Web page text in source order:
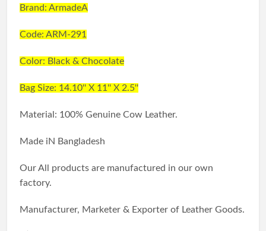
Brand: ArmadeA
Code: ARM-291
Color: Black & Chocolate
Bag Size: 14.10'' X 11'' X 2.5''
Material: 100% Genuine Cow Leather.
Made iN Bangladesh
Our All products are manufactured in our own
factory.
Manufacturer, Marketer & Exporter of Leather Goods.